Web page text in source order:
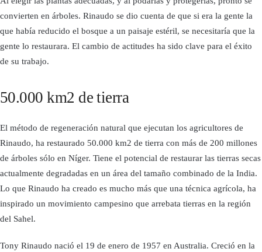
convierten en árboles. Rinaudo se dio cuenta de que si era la gente la
que había reducido el bosque a un paisaje estéril, se necesitaría que la
gente lo restaurara. El cambio de actitudes ha sido clave para el éxito
de su trabajo.
50.000 km2 de tierra
El método de regeneración natural que ejecutan los agricultores de
Rinaudo, ha restaurado 50.000 km2 de tierra con más de 200 millones
de árboles sólo en Níger. Tiene el potencial de restaurar las tierras secas
actualmente degradadas en un área del tamaño combinado de la India.
Lo que Rinaudo ha creado es mucho más que una técnica agrícola, ha
inspirado un movimiento campesino que arrebata tierras en la región
del Sahel.
Tony Rinaudo nació el 19 de enero de 1957 en Australia. Creció en la